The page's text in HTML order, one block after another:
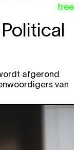
free
Political
afgerond
van